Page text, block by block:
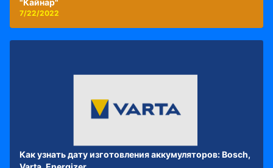
"Кайнар"
7/22/2022
Как узнать дату изготовления аккумуляторов: Bosch,